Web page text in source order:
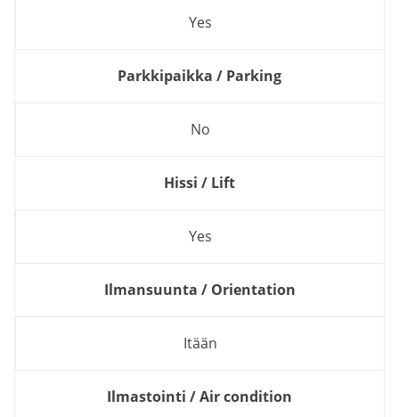
Yes
Parkkipaikka / Parking
No
Hissi / Lift
Yes
Ilmansuunta / Orientation
Itään
Ilmastointi / Air condition